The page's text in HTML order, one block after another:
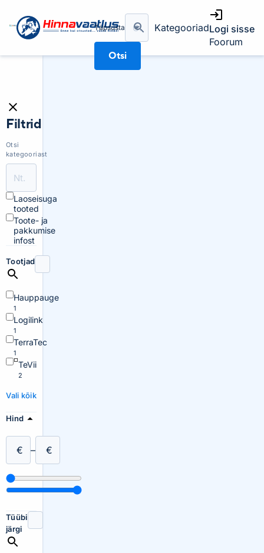
Täpsusta
Otsi
KategooriadLogi sisse
Foorum
Filtrid
Otsi
kategooriast
Laoseisuga
tooted
Toote- ja
pakkumise
infost
Tootjad
Hauppauge
1
Logilink
1
TerraTec
1
TeVii
2
Vali kõik
Hind
€ – €
Tüübi
järgi